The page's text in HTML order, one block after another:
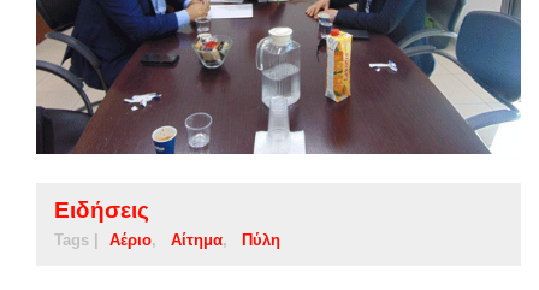
Ειδήσεις
Tags | Αέριο Αίτημα Πύλη